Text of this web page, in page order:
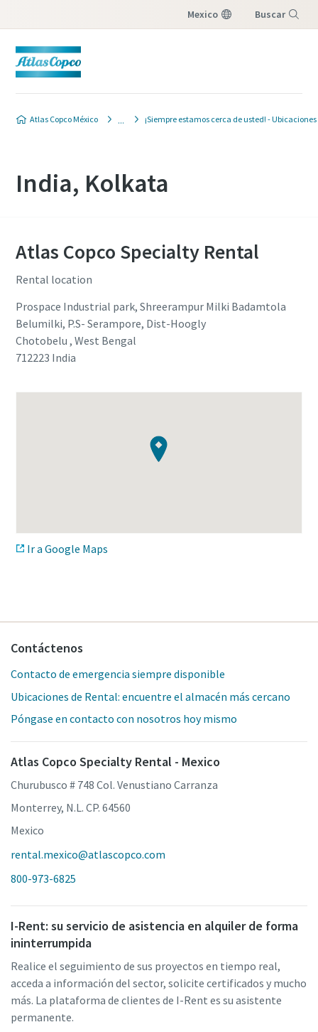
Mexico Buscar
Atlas Copco México ¡Siempre estamos cerca de usted! -
India, Kolkata
Atlas Copco Specialty Rental
Rental location
Prospace Industrial park, Shreerampur Milki Badamtola
Belumilki, P.S- Serampore, Dist-Hoogly
Chotobelu , West Bengal
712223 India
Ir a Google Maps
Contáctenos
Contacto de emergencia siempre disponible
Ubicaciones de Rental: encuentre el almacén más cercano
Póngase en contacto con nosotros hoy mismo
Atlas Copco Specialty Rental - Mexico
Churubusco # 748 Col. Venustiano Carranza
Monterrey, N.L. CP. 64560
Mexico
rental.mexico@atlascopco.com
800-973-6825
I-Rent: su servicio de asistencia en alquiler de forma
ininterrumpida
Realice el seguimiento de sus proyectos en tiempo real,
acceda a información del sector, solicite certificados y mucho
más. La plataforma de clientes de I-Rent es su asistente
permanente.